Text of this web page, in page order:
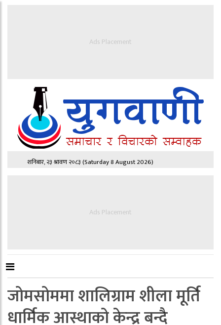
Ads Placement
शनिबार, २३ श्रावण २०८३(Saturday 8 August 2026)
Ads Placement
जोमसोममा शालिग्राम शीला मूर्ति
धार्मिक आस्थाको केन्द्र बन्दै